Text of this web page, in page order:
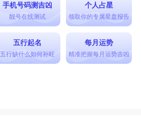
手机号码测吉凶
靓号在线测试
个人占星
领取你的专属星盘报告
五行起名
五行缺什么如何补旺
每月运势
精准把握每月运势吉凶